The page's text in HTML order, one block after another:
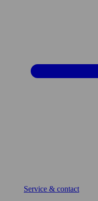
Service & contact